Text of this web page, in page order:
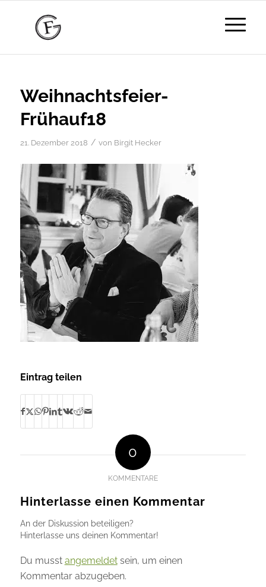
Weihnachtsfeier-
Frühauf18
21. Dezember 2018 / von Birgit Hecker
Eintrag teilen
0
KOMMENTARE
Hinterlasse einen Kommentar
An der Diskussion beteiligen?
Hinterlasse uns deinen Kommentar!
Du musst angemeldetsein, um einen
Kommentar abzugeben.